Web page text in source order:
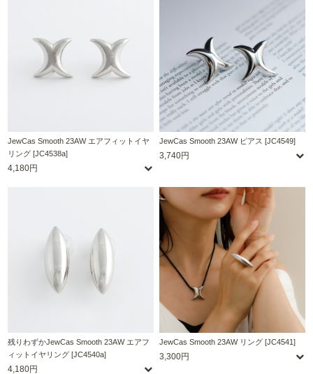
JewCas Smooth 23AW エアフィットイヤ
リング [JC4538a]
4,180円
JewCas Smooth 23AW ピアス [JC4549]
3,740円
残りわずかJewCas Smooth 23AW エアフ
ィットイヤリング [JC4540a]
4,180円
JewCas Smooth 23AW リング [JC4541]
3,300円